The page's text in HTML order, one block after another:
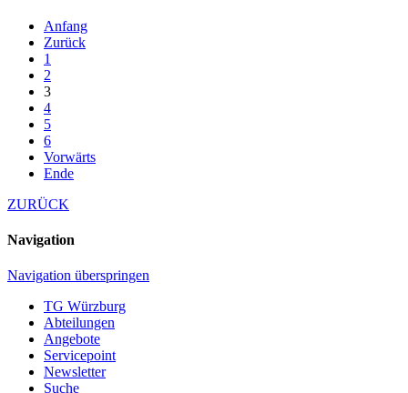
Anfang
Zurück
1
2
3
4
5
6
Vorwärts
Ende
ZURÜCK
Navigation
Navigation überspringen
TG Würzburg
Abteilungen
Angebote
Servicepoint
Newsletter
Suche